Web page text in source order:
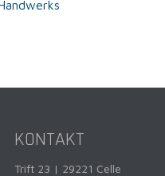
KONTAKT
Trift 23 | 29221 Celle